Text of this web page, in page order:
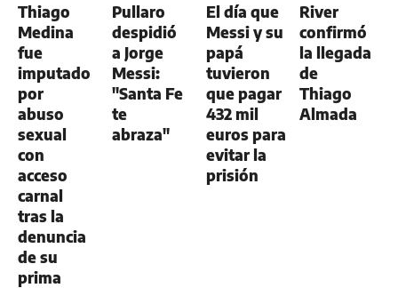
Thiago
Medina
fue
imputado
por
abuso
sexual
con
acceso
carnal
tras la
denuncia
de su
prima
Pullaro
despidió
a Jorge
Messi:
"Santa Fe
te
abraza"
El día que
Messi y su
papá
tuvieron
que pagar
432 mil
euros para
evitar la
prisión
River
confirmó
la llegada
de
Thiago
Almada